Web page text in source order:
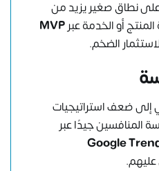
على نطاق صغير يزيد من
أو الخدمة عبرMVP
الضخم.
إلى ضعف استراتيجيات
المنافسين جيدًا عبر
Google